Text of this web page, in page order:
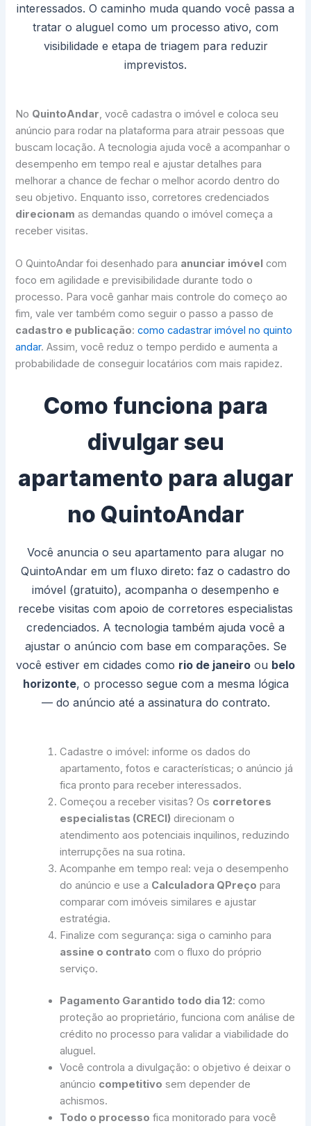
interessados. O caminho muda quando você passa a
tratar o aluguel como um processo ativo, com
visibilidade e etapa de triagem para reduzir
imprevistos.
No QuintoAndar , você cadastra o imóvel e coloca seu
anúncio para rodar na plataforma para atrair pessoas que
buscam locação. A tecnologia ajuda você a acompanhar o
desempenho em tempo real e ajustar detalhes para
melhorar a chance de fechar o melhor acordo dentro do
seu objetivo. Enquanto isso, corretores credenciados
direcionam as demandas quando o imóvel começa a
receber visitas.
O QuintoAndar foi desenhado para anunciar imóvel com
foco em agilidade e previsibilidade durante todo o
processo. Para você ganhar mais controle do começo ao
fim, vale ver também como seguir o passo a passo de
cadastro e publicação:como cadastrar imóvel no quinto
andar. Assim, você reduz o tempo perdido e aumenta a
probabilidade de conseguir locatários com mais rapidez.
Como funciona para
divulgar seu
apartamento para alugar
no QuintoAndar
Você anuncia o seu apartamento para alugar no
QuintoAndar em um fluxo direto: faz o cadastro do
imóvel (gratuito), acompanha o desempenho e
recebe visitas com apoio de corretores especialistas
credenciados. A tecnologia também ajuda você a
ajustar o anúncio com base em comparações. Se
você estiver em cidades como rio de janeiro ou belo
horizonte, o processo segue com a mesma lógica
— do anúncio até a assinatura do contrato.
Cadastre o imóvel: informe os dados do
apartamento, fotos e características; o anúncio já
fica pronto para receber interessados.
Começou a receber visitas? Os corretores
especialistas (CRECI) direcionam o
atendimento aos potenciais inquilinos, reduzindo
interrupções na sua rotina.
Acompanhe em tempo real: veja o desempenho
do anúncio e use a Calculadora QPreço para
comparar com imóveis similares e ajustar
estratégia.
Finalize com segurança: siga o caminho para
assine o contrato com o fluxo do próprio
serviço.
Pagamento Garantido todo dia 12: como
proteção ao proprietário, funciona com análise de
crédito no processo para validar a viabilidade do
aluguel.
Você controla a divulgação: o objetivo é deixar o
anúncio competitivo sem depender de
achismos.
Todo o processo fica monitorado para você